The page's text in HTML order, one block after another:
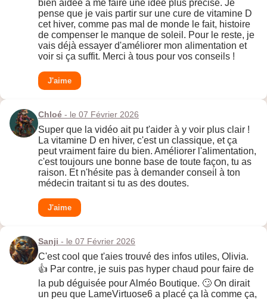
bien aidée à me faire une idée plus précise. Je
pense que je vais partir sur une cure de vitamine D
cet hiver, comme pas mal de monde le fait, histoire
de compenser le manque de soleil. Pour le reste, je
vais déjà essayer d'améliorer mon alimentation et
voir si ça suffit. Merci à tous pour vos conseils !
J'aime
Chloé - le 07 Février 2026
Super que la vidéo ait pu t'aider à y voir plus clair !
La vitamine D en hiver, c'est un classique, et ça
peut vraiment faire du bien. Améliorer l'alimentation,
c'est toujours une bonne base de toute façon, tu as
raison. Et n'hésite pas à demander conseil à ton
médecin traitant si tu as des doutes.
J'aime
Sanji - le 07 Février 2026
C'est cool que t'aies trouvé des infos utiles, Olivia.
👍 Par contre, je suis pas hyper chaud pour faire de
la pub déguisée pour Alméo Boutique. 🙄 On dirait
un peu que LameVirtuose6 a placé ça là comme ça,